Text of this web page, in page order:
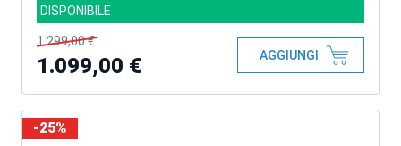
DISPONIBILE
1.299,00 €
1.099,00 € AGGIUNGI
-25%